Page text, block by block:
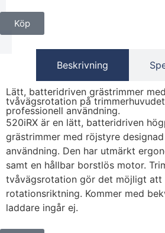
Köp
Beskrivning
Lätt, batteridriven grästrimmer
tvåvägsrotation på
professionell användning.
520iRX är en lätt, batteridriven
grästrimmer med röjstyre
användning. Den har utmärkt
samt en hållbar borstlös motor.
tvåvägsrotation gör det möjligt att
rotationsriktning. Kommer med
laddare ingår ej.